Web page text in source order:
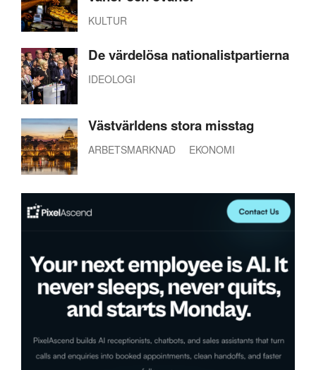
KULTUR
De värdelösa nationalistpartierna
IDEOLOGI
Västvärldens stora misstag
ARBETSMARKNAD EKONOMI